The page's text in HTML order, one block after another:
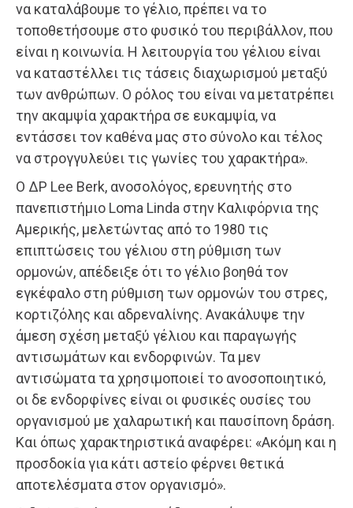
να καταλάβουμε το γέλιο, πρέπει να το
τοποθετήσουμε στο φυσικό του περιβάλλον, που
είναι η κοινωνία. Η λειτουργία του γέλιου είναι
να καταστέλλει τις τάσεις διαχωρισμού μεταξύ
των ανθρώπων. Ο ρόλος του είναι να μετατρέπει
την ακαμψία χαρακτήρα σε ευκαμψία, να
εντάσσει τον καθένα μας στο σύνολο και τέλος
να στρογγυλεύει τις γωνίες του χαρακτήρα».
Ο ΔΡ Lee Berk, ανοσολόγος, ερευνητής στο
πανεπιστήμιο Loma Linda στην Καλιφόρνια της
Αμερικής, μελετώντας από το 1980 τις
επιπτώσεις του γέλιου στη ρύθμιση των
ορμονών, απέδειξε ότι το γέλιο βοηθά τον
εγκέφαλο στη ρύθμιση των ορμονών του στρες,
κορτιζόλης και αδρεναλίνης. Ανακάλυψε την
άμεση σχέση μεταξύ γέλιου και παραγωγής
αντισωμάτων και ενδορφινών. Τα μεν
αντισώματα τα χρησιμοποιεί το ανοσοποιητικό,
οι δε ενδορφίνες είναι οι φυσικές ουσίες του
οργανισμού με χαλαρωτική και παυσίπονη δράση.
Και όπως χαρακτηριστικά αναφέρει: «Ακόμη και η
προσδοκία για κάτι αστείο φέρνει θετικά
αποτελέσματα στον οργανισμό».